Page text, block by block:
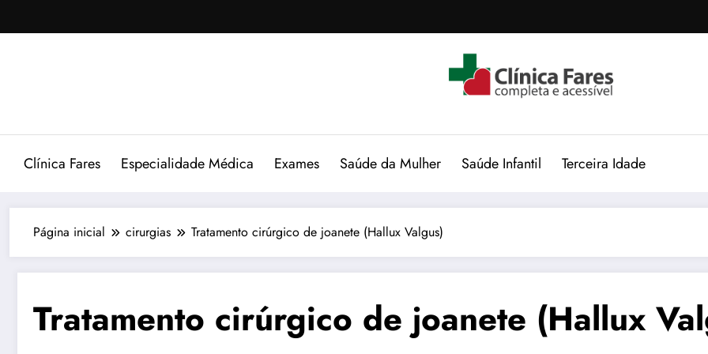
para
Clínica Fares Especialidade Médica Exames Saúde da Mulher Saúde Infantil Terceira Idade
Página inicial cirurgias Tratamento cirúrgico de joanete (Hallux Valgus)
Tratamento cirúrgico de joanete (Hallux